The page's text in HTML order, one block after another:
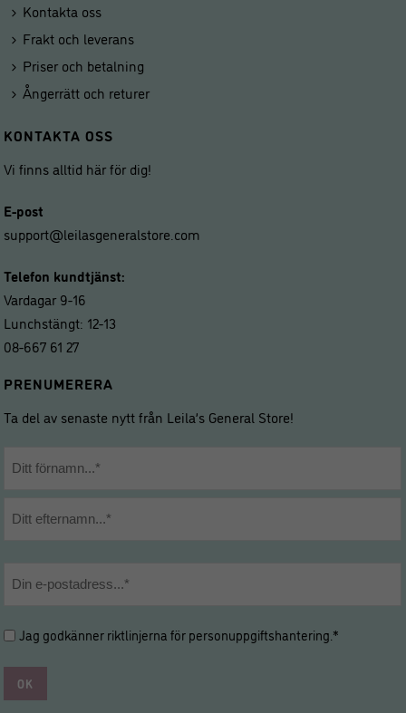
Kontakta oss
Frakt och leverans
Priser och betalning
Ångerrätt och returer
KONTAKTA OSS
Vi finns alltid här för dig!
E-post
support@leilasgeneralstore.com
Telefon kundtjänst:
Vardagar 9-16
Lunchstängt: 12-13
08-667 61 27
PRENUMERERA
Ta del av senaste nytt från Leila’s General Store!
Hantering
personuppgifter
*
Jag godkänner riktlinjerna förpersonuppgiftshantering.*